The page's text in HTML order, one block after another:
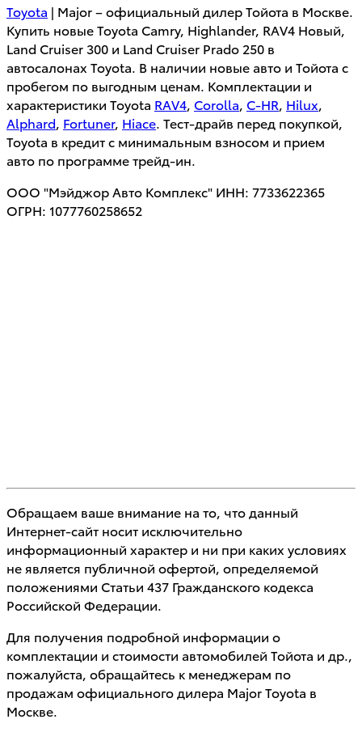
Toyota | Major – официальный дилер Тойота в Москве.
Купить новые Toyota Camry, Highlander, RAV4 Новый,
Land Cruiser 300 и Land Cruiser Prado 250 в
автосалонах Toyota. В наличии новые авто и Тойота с
пробегом по выгодным ценам. Комплектации и
характеристики Toyota RAV4, Corolla, C-HR, Hilux,
Alphard, Fortuner, Hiace. Тест-драйв перед покупкой,
Toyota в кредит с минимальным взносом и прием
авто по программе трейд-ин.
ООО "Мэйджор Авто Комплекс" ИНН: 7733622365
ОГРН: 1077760258652
Обращаем ваше внимание на то, что данный
Интернет-сайт носит исключительно
информационный характер и ни при каких условиях
не является публичной офертой, определяемой
положениями Статьи 437 Гражданского кодекса
Российской Федерации.
Для получения подробной информации о
комплектации и стоимости автомобилей Тойота и др.,
пожалуйста, обращайтесь к менеджерам по
продажам официального дилера Major Toyota в
Москве.